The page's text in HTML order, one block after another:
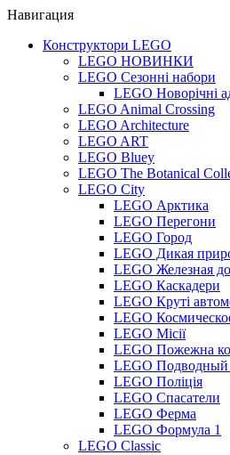
Навигация
Конструктори LEGO
LEGO НОВИНКИ
LEGO Сезонні набори
LEGO Новорічні
LEGO Animal Crossing
LEGO Architecture
LEGO ART
LEGO Bluey
LEGO The Botanical
LEGO City
LEGO Арктика
LEGO Перегони
LEGO Город
LEGO Дикая
LEGO Железная
LEGO Каскадери
LEGO Круті
LEGO
LEGO Місії
LEGO Пожежна
LEGO
LEGO Поліція
LEGO Спасатели
LEGO Ферма
LEGO Формула 1
LEGO Classic